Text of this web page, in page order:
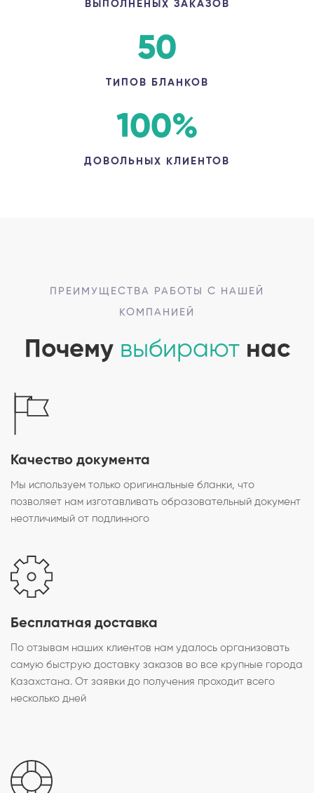
ВЫПОЛНЕНЫХ ЗАКАЗОВ
50
ТИПОВ БЛАНКОВ
100%
ДОВОЛЬНЫХ КЛИЕНТОВ
ПРЕИМУЩЕСТВА РАБОТЫ С НАШЕЙ
КОМПАНИЕЙ
Почему выбираютнас
Качество документа
Мы используем только оригинальные бланки, что
позволяет нам изготавливать образовательный документ
неотличимый от подлинного
Бесплатная доставка
По отзывам наших клиентов нам удалось организовать
самую быструю доставку заказов во все крупные города
Казахстана. От заявки до получения проходит всего
несколько дней